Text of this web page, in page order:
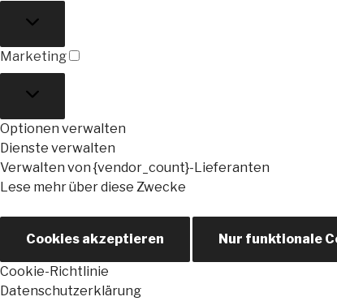
Marketing
Optionen verwalten
Dienste verwalten
Verwalten von {vendor_count}-Lieferanten
Lese mehr über diese Zwecke
Cookies akzeptieren Nur funktionale
Cookie-Richtlinie
Datenschutzerklärung